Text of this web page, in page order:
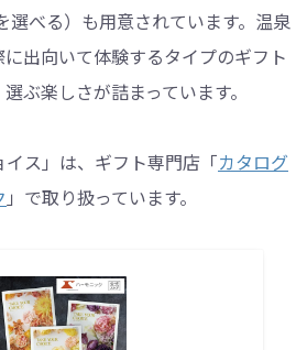
選べる）も用意されています。温泉
出向いて体験するタイプのギフト
ぶ楽しさが詰まっています。
イス」は、ギフト専門店「カタログ
」で取り扱っています。